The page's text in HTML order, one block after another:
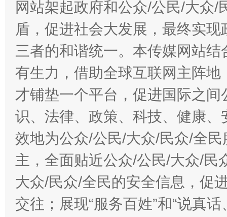
网站架起政府和公众/公民/大众
盾，促进社会大发展，最终实
三者的和谐统一。本传媒网站
有生力，借助全球互联网主阵
才铺垫一个平台，促进国际之
识、法律、政策、科技、健康
效地为公众/公民/大众/民众/全
主，全面贴近公众/公民/大众/民
大众/民众/全民的安全信息，促
交往；展现“服务百姓”和“说真